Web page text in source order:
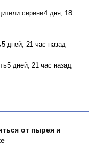
сирени4 дня, 18
5 дней, 21 час назад
5 дней, 21 час назад
от пырея и